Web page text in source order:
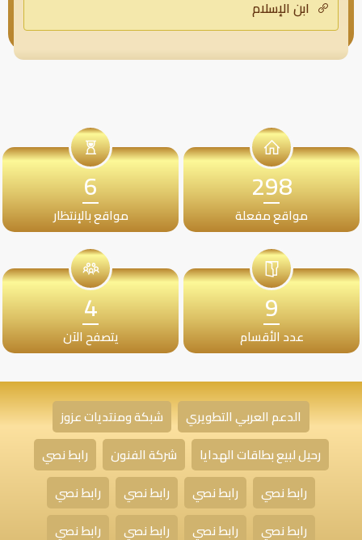
ابن الإسلام
298
مواقع مفعلة
6
مواقع بالإنتظار
9
عدد الأقسام
4
يتصفح الآن
الدعم العربي التطويري
شبكة ومنتديات عزوز
رحيل لبيع بطاقات الهدايا
شركة الفنون
رابط نصي
رابط نصي
رابط نصي رابط نصي
رابط نصي
رابط نصي
رابط نصي رابط نصي رابط نصي